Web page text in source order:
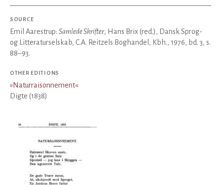
SOURCE
Emil Aarestrup: Samlede Skrifter, Hans Brix (red.), Dansk Sprog-
og Litteraturselskab, C.A. Reitzels Boghandel, Kbh., 1976, bd. 3, s.
88–93.
OTHER EDITIONS
»Naturraisonnement«
Digte (1838)